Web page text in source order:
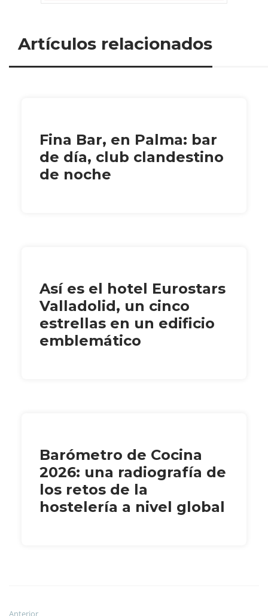
Artículos relacionados
Fina Bar, en Palma: bar
de día, club clandestino
de noche
Así es el hotel Eurostars
Valladolid, un cinco
estrellas en un edificio
emblemático
Barómetro de Cocina
2026: una radiografía de
los retos de la
hostelería a nivel global